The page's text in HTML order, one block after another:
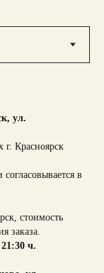
ул.
г. Красноярск
в
стоимость
заказа.
ч.